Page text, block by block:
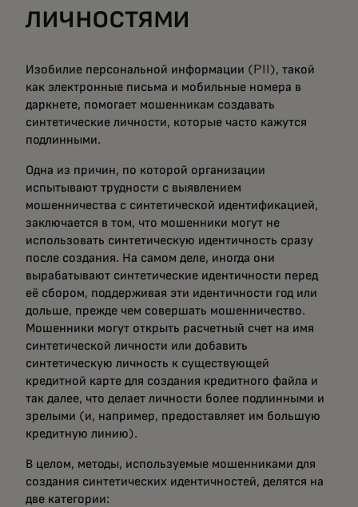
личностями
Изобилие персональной информации (PII), такой
как электронные письма и мобильные номера в
даркнете, помогает мошенникам создавать
синтетические личности, которые часто кажутся
подлинными.
Одна из причин, по которой организации
испытывают трудности с выявлением
мошенничества с синтетической идентификацией,
заключается в том, что мошенники могут не
использовать синтетическую идентичность сразу
после создания. На самом деле, иногда они
вырабатывают синтетические идентичности перед
её сбором, поддерживая эти идентичности год или
дольше, прежде чем совершать мошенничество.
Мошенники могут открыть расчетный счет на имя
синтетической личности или добавить
синтетическую личность к существующей
кредитной карте для создания кредитного файла и
так далее, что делает личности более подлинными и
зрелыми (и, например, предоставляет им большую
кредитную линию).
В целом, методы, используемые мошенниками для
создания синтетических идентичностей, делятся на
две категории: